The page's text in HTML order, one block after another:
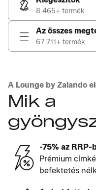
8 465+ termék
Az összes
67 711+ termék
A Lounge by Zalando
Mik a
-75% az RRP-
Prémium
befektetés